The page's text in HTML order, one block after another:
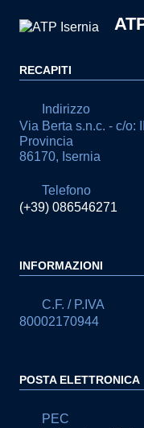
RECAPITI
Indirizzo
Via Berta s.n.c. - c/o:
Provincia
86170, Isernia
Telefono
(+39) 086546271
INFORMAZIONI
C.F. / P.IVA
80002170944
POSTA ELETTRONICA
PEC